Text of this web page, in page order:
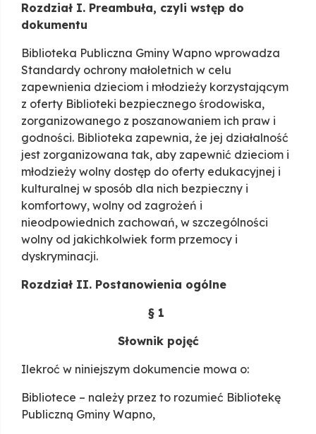
Rozdział I. Preambuła, czyli wstęp do
dokumentu
Biblioteka Publiczna Gminy Wapno wprowadza
Standardy ochrony małoletnich w celu
zapewnienia dzieciom i młodzieży korzystającym
z oferty Biblioteki bezpiecznego środowiska,
zorganizowanego z poszanowaniem ich praw i
godności. Biblioteka zapewnia, że jej działalność
jest zorganizowana tak, aby zapewnić dzieciom i
młodzieży wolny dostęp do oferty edukacyjnej i
kulturalnej w sposób dla nich bezpieczny i
komfortowy, wolny od zagrożeń i
nieodpowiednich zachowań, w szczególności
wolny od jakichkolwiek form przemocy i
dyskryminacji.
Rozdział II. Postanowienia ogólne
§ 1
Słownik pojęć
Ilekroć w niniejszym dokumencie mowa o:
Bibliotece – należy przez to rozumieć Bibliotekę
Publiczną Gminy Wapno,